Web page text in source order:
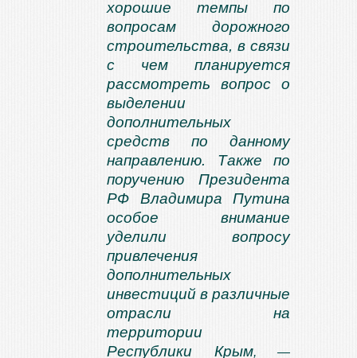
хорошие темпы по
вопросам дорожного
строительства, в связи
с чем планируется
рассмотреть вопрос о
выделении
дополнительных
средств по данному
направлению. Также по
поручению Президента
РФ Владимира Путина
особое внимание
уделили вопросу
привлечения
дополнительных
инвестиций в различные
отрасли на
территории
Республики Крым, —